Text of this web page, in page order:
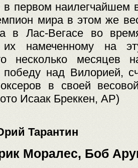
первом наилегчайшем
мира в этом же
в Лас-Вегасе во
их намеченному на
несколько месяцев
победу над Вилорией,
в своей
Исаак Бреккен, АР)
Тарантин
Моралес, Боб